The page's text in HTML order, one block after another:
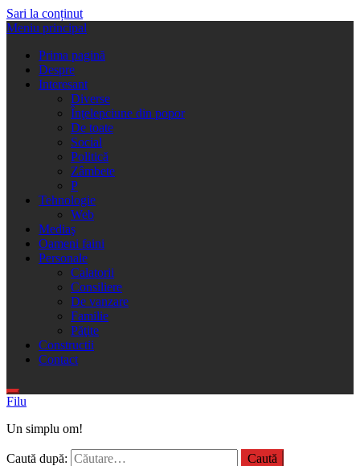
Sari la conținut
Meniu principal
Prima pagină
Despre
Interesant
Diverse
Înţelepciune din popor
De toate
Social
Politică
Zâmbete
P
Tehnologie
Web
Mediaş
Oameni faini
Personale
Calatorii
Consiliere
De vanzare
Familie
Păţite
Constructii
Contact
Filu
Un simplu om!
Caută după: